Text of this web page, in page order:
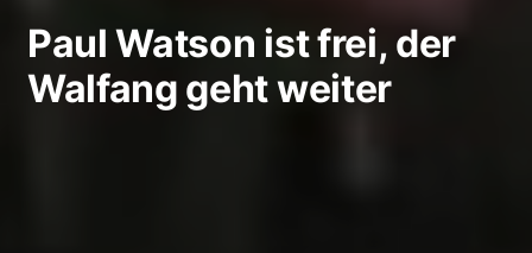
Paul Watson ist frei, der
Walfang geht weiter